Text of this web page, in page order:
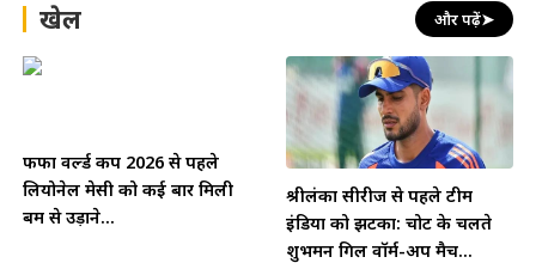
खेल और पढ़ें➤
फीफा वर्ल्ड कप 2026 से पहले
लियोनेल मेसी को कई बार मिली
बम से उड़ाने...
श्रीलंका सीरीज से पहले टीम
इंडिया को झटका: चोट के चलते
शुभमन गिल वॉर्म-अप मैच...